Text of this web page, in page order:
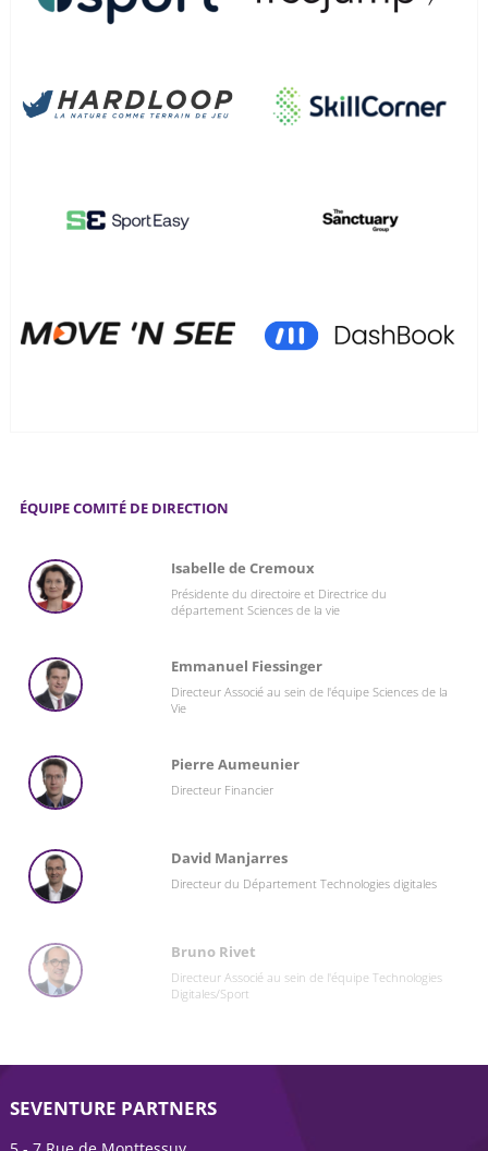
ÉQUIPE COMITÉ DE DIRECTION
Isabelle de Cremoux
Présidente du directoire et Directrice du
département Sciences de la vie
Emmanuel Fiessinger
Directeur Associé au sein de l'équipe Sciences de la
Vie
Pierre Aumeunier
Directeur Financier
David Manjarres
Directeur du Département Technologies digitales
Bruno Rivet
Directeur Associé au sein de l'équipe Technologies
Digitales/Sport
SEVENTURE PARTNERS